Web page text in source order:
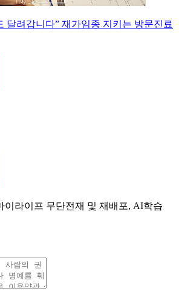
달려갑니다” 재가임종 지키는 방문진료
라이프 무단전재 및 재배포, AI학습